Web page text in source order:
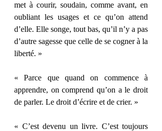
met à courir, soudain, comme avant, en
oubliant les usages et ce qu’on attend
d’elle. Elle songe, tout bas, qu’il n’y a pas
d’autre sagesse que celle de se cogner à la
liberté. »
« Parce que quand on commence à
apprendre, on comprend qu’on a le droit
de parler. Le droit d’écrire et de crier. »
« C’est devenu un livre. C’est toujours